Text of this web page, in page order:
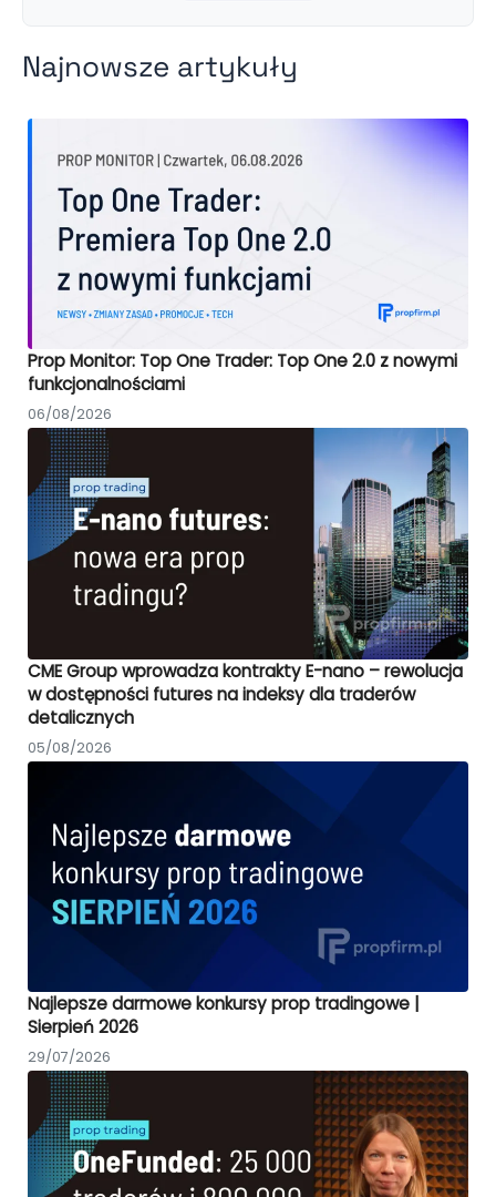
Najnowsze artykuły
Prop Monitor: Top One Trader: Top One 2.0 z nowymi
funkcjonalnościami
06/08/2026
CME Group wprowadza kontrakty E-nano – rewolucja
w dostępności futures na indeksy dla traderów
detalicznych
05/08/2026
Najlepsze darmowe konkursy prop tradingowe |
Sierpień 2026
29/07/2026